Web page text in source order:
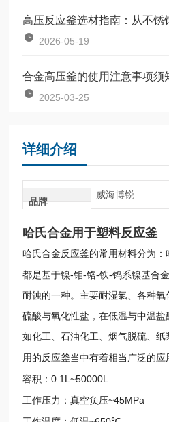
高压反应釜选材指南：从不锈
2026-05-19
合金高压釜的使用注意事项须
2025-03-25
详细介绍
品牌
威海博锐
哈氏合金用于塑料反应釜
哈氏合金反应釜的常用材料分为：
都是基于镍-钼-铬-铁-钨系镍基合
耐蚀的一种。主要耐湿氯、各种氧
硫酸与氧化性盐，在低温与中温盐
如化工、石油化工、烟气脱硫、
用的反应釜当中有着相当广泛的应
容积：0.1L~50000L
工作压力：真空负压~45MPa